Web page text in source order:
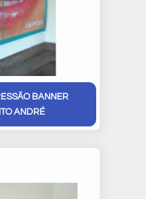
BANNER
ANDRÉ